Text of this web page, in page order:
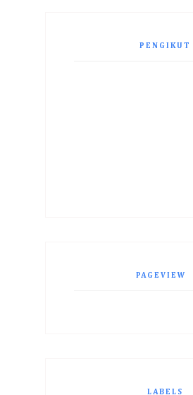
PENGIKUT
PAGEVIEW
LABELS